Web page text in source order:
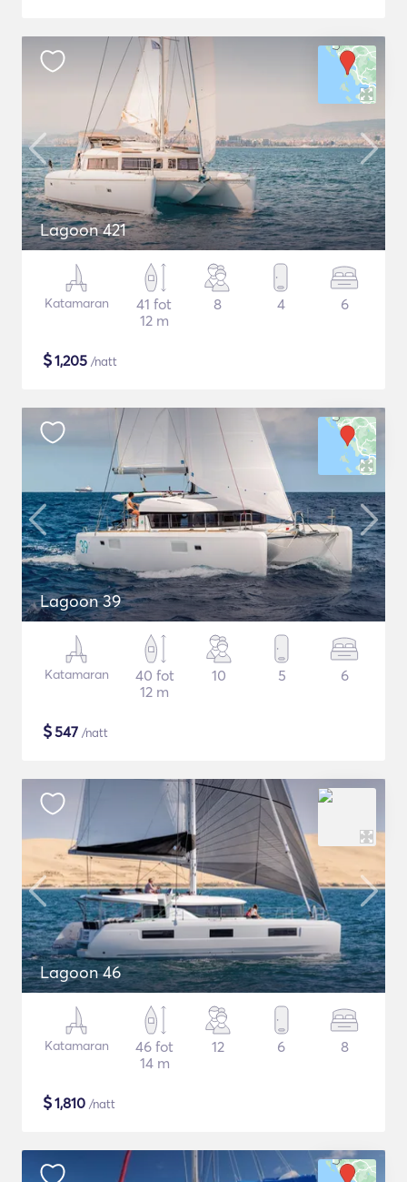
Lagoon 421
Katamaran
41 fot
12 m
8 4 6
$1,205 /natt
Lagoon 39
Katamaran
40 fot
12 m
10 5 6
$547 /natt
Lagoon 46
Katamaran
46 fot
14 m
12 6 8
$1,810 /natt